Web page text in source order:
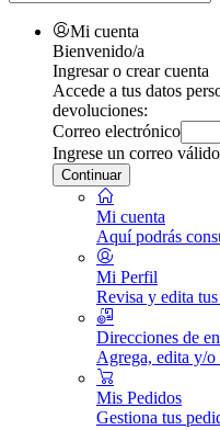
Mi cuenta
Bienvenido/a
Ingresar o crear cuenta
Accede a tus datos
devoluciones:
Correo electrónico
Ingrese un correo válido
Continuar
Mi cuenta
Aquí podrás
Mi Perfil
Revisa y edita
Direcciones de
Agrega, edita y/
Mis Pedidos
Gestiona tus